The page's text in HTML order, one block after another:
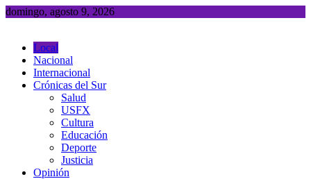
Saltar
domingo, agosto 9, 2026
Local
Nacional
Internacional
Crónicas del Sur
Salud
USFX
Cultura
Educación
Deporte
Justicia
Opinión